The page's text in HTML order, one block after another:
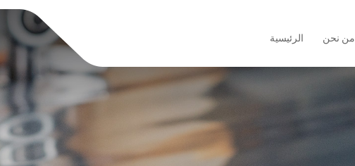
الرئيسية من نحن